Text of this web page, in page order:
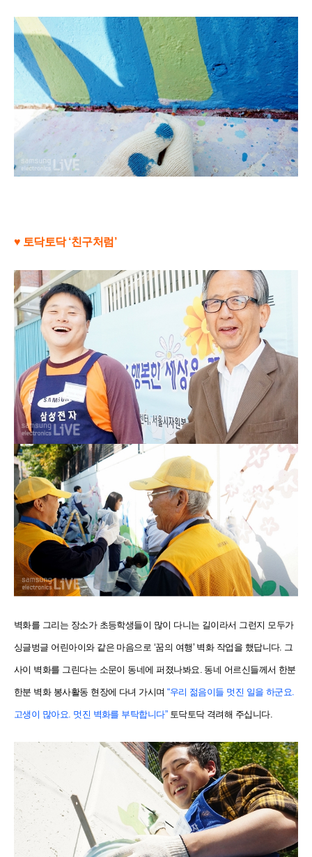
♥ 토닥토닥 ‘친구처럼’
벽화를 그리는 장소가 초등학생들이 많이 다니는 길이라서 그런지 모두가
싱글벙글 어린아이와 같은 마음으로 ‘꿈의 여행’ 벽화 작업을 했답니다. 그
사이 벽화를 그린다는 소문이 동네에 퍼졌나봐요. 동네 어르신들께서 한분
한분 벽화 봉사활동 현장에 다녀 가시며 “우리 젊음이들 멋진 일을 하군요.
고생이 많아요. 멋진 벽화를 부탁합니다” 토닥토닥 격려해 주십니다.